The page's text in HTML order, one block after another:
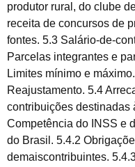
produtor rural, do clube
receita de concursos de
fontes. 5.3 Salário-de-
Parcelas integrantes e
Limites mínimo e
Reajustamento. 5.4
contribuições destinadas
Competência do INSS e
do Brasil. 5.4.2
demaiscontribuintes.